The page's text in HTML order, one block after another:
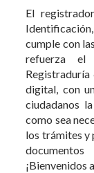
El
cumple con
refuerza el
digital, con
ciudadanos
como sea
los trámites y
¡Bienvenidos